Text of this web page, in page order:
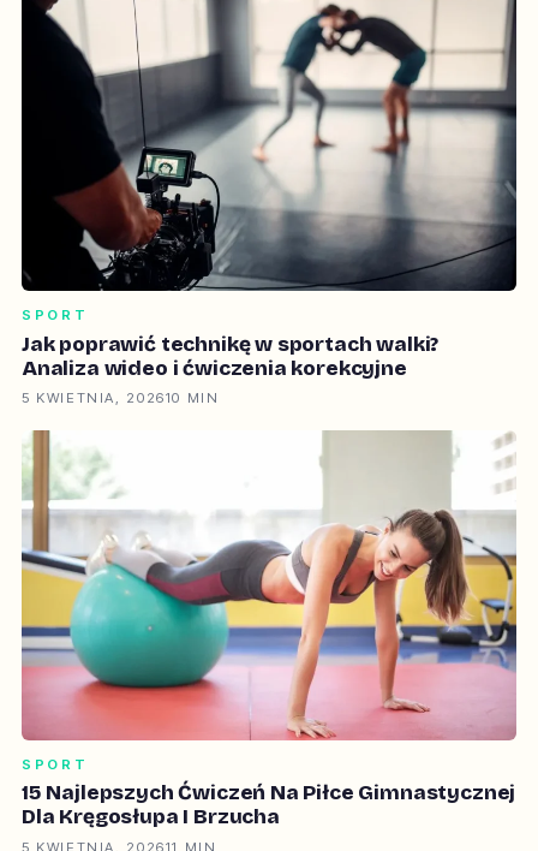
SPORT
Jak poprawić technikę w sportach walki?
Analiza wideo i ćwiczenia korekcyjne
5 KWIETNIA, 202610 MIN
SPORT
15 Najlepszych Ćwiczeń Na Piłce Gimnastycznej
Dla Kręgosłupa I Brzucha
5 KWIETNIA, 202611 MIN